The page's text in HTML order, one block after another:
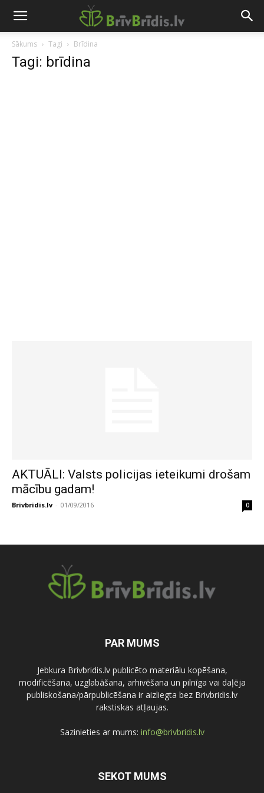
Sākums Tagi Brīdina
Tagi: brīdina
AKTUĀLI: Valsts policijas ieteikumi drošam
mācību gadam!
Brivbridis.lv - 01/09/2016 0
PAR MUMS
Jebkura Brivbridis.lv publicēto materiālu kopēšana,
modificēšana, uzglabāšana, arhivēšana un pilnīga vai daļēja
publiskošana/pārpublicēšana ir aizliegta bez Brivbridis.lv
rakstiskas atļaujas.
Sazinieties ar mums: info@brivbridis.lv
SEKOT MUMS